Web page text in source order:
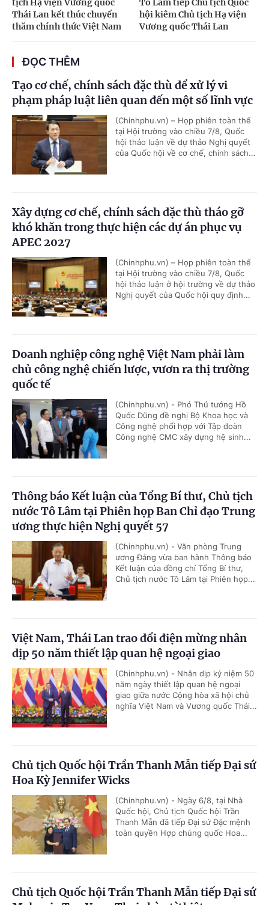
tịch Hạ viện Vương quốc
Thái Lan kết thúc chuyến
thăm chính thức Việt Nam
Tô Lâm tiếp Chủ tịch Quốc
hội kiêm Chủ tịch Hạ viện
Vương quốc Thái Lan
ĐỌC THÊM
Tạo cơ chế, chính sách đặc thù để xử lý vi
phạm pháp luật liên quan đến một số lĩnh vực
(Chinhphu.vn) – Họp phiên toàn thể
tại Hội trường vào chiều 7/8, Quốc
hội thảo luận về dự thảo Nghị quyết
của Quốc hội về cơ chế, chính sách...
Xây dựng cơ chế, chính sách đặc thù tháo gỡ
khó khăn trong thực hiện các dự án phục vụ
APEC 2027
(Chinhphu.vn) – Họp phiên toàn thể
tại Hội trường vào chiều 7/8, Quốc
hội thảo luận ở hội trường về dự thảo
Nghị quyết của Quốc hội quy định...
Doanh nghiệp công nghệ Việt Nam phải làm
chủ công nghệ chiến lược, vươn ra thị trường
quốc tế
(Chinhphu.vn) - Phó Thủ tướng Hồ
Quốc Dũng đề nghị Bộ Khoa học và
Công nghệ phối hợp với Tập đoàn
Công nghệ CMC xây dựng hệ sinh...
Thông báo Kết luận của Tổng Bí thư, Chủ tịch
nước Tô Lâm tại Phiên họp Ban Chỉ đạo Trung
ương thực hiện Nghị quyết 57
(Chinhphu.vn) - Văn phòng Trung
ương Đảng vừa ban hành Thông báo
Kết luận của đồng chí Tổng Bí thư,
Chủ tịch nước Tô Lâm tại Phiên họp...
Việt Nam, Thái Lan trao đổi điện mừng nhân
dịp 50 năm thiết lập quan hệ ngoại giao
(Chinhphu.vn) - Nhân dịp kỷ niệm 50
năm ngày thiết lập quan hệ ngoại
giao giữa nước Cộng hòa xã hội chủ
nghĩa Việt Nam và Vương quốc Thái...
Chủ tịch Quốc hội Trần Thanh Mẫn tiếp Đại sứ
Hoa Kỳ Jennifer Wicks
(Chinhphu.vn) - Ngày 6/8, tại Nhà
Quốc hội, Chủ tịch Quốc hội Trần
Thanh Mẫn đã tiếp Đại sứ Đặc mệnh
toàn quyền Hợp chúng quốc Hoa...
Chủ tịch Quốc hội Trần Thanh Mẫn tiếp Đại sứ